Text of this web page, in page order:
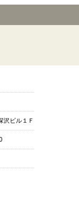
ビル１Ｆ